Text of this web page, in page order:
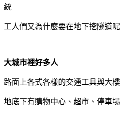
統
工人們又為什麼要在地下挖隧道呢
大城市裡好多人
路面上各式各樣的交通工具與大樓
地底下有購物中心、超市、停車場